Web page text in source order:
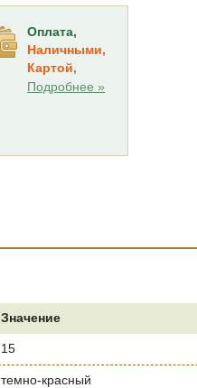
Оплата,
Наличными,
Картой,
Подробнее »
Значение
15
темно-красный